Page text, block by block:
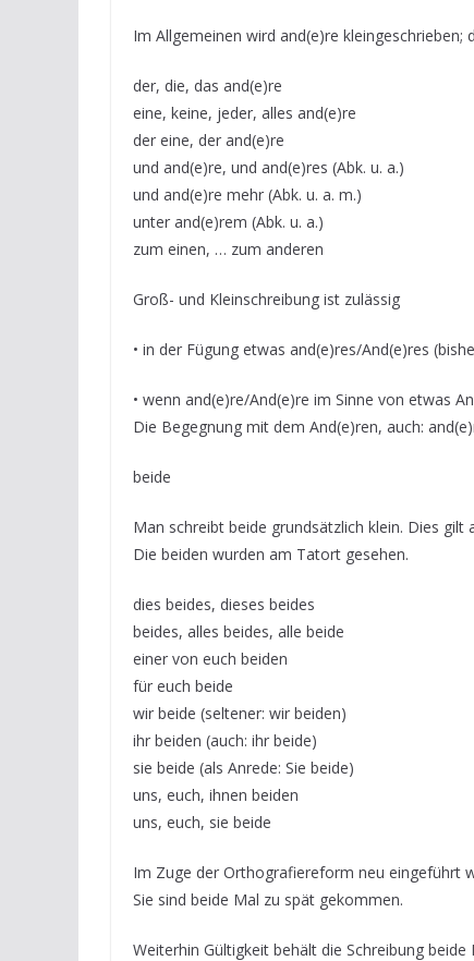
Im Allgemeinen wird and(e)re kleingeschrieben;
der, die, das and(e)re
eine, keine, jeder, alles and(e)re
der eine, der and(e)re
und and(e)re, und and(e)res (Abk. u. a.)
und and(e)re mehr (Abk. u. a. m.)
unter and(e)rem (Abk. u. a.)
zum einen, … zum anderen
Groß- und Kleinschreibung ist zulässig
• in der Fügung etwas and(e)res/And(e)res
• wenn and(e)re/And(e)re im Sinne von etwas
Die Begegnung mit dem And(e)ren, auch:
beide
Man schreibt beide grundsätzlich klein. Dies
Die beiden wurden am Tatort gesehen.
dies beides, dieses beides
beides, alles beides, alle beide
einer von euch beiden
für euch beide
wir beide (seltener: wir beiden)
ihr beiden (auch: ihr beide)
sie beide (als Anrede: Sie beide)
uns, euch, ihnen beiden
uns, euch, sie beide
Im Zuge der Orthografiereform neu eingeführt
Sie sind beide Mal zu spät gekommen.
Weiterhin Gültigkeit behält die Schreibung beide